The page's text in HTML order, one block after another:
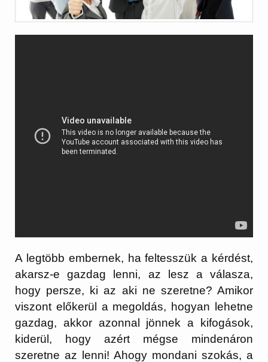
A legtöbb embernek, ha feltesszük a kérdést,
akarsz-e gazdag lenni, az lesz a válasza,
hogy persze, ki az aki ne szeretne? Amikor
viszont előkerül a megoldás, hogyan lehetne
gazdag, akkor azonnal jönnek a kifogások,
kiderül, hogy azért mégse mindenáron
szeretne az lenni! Ahogy mondani szokás, a